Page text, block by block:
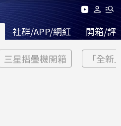
社群/APP/網紅 開箱/評
三星摺疊機開箱 「全新